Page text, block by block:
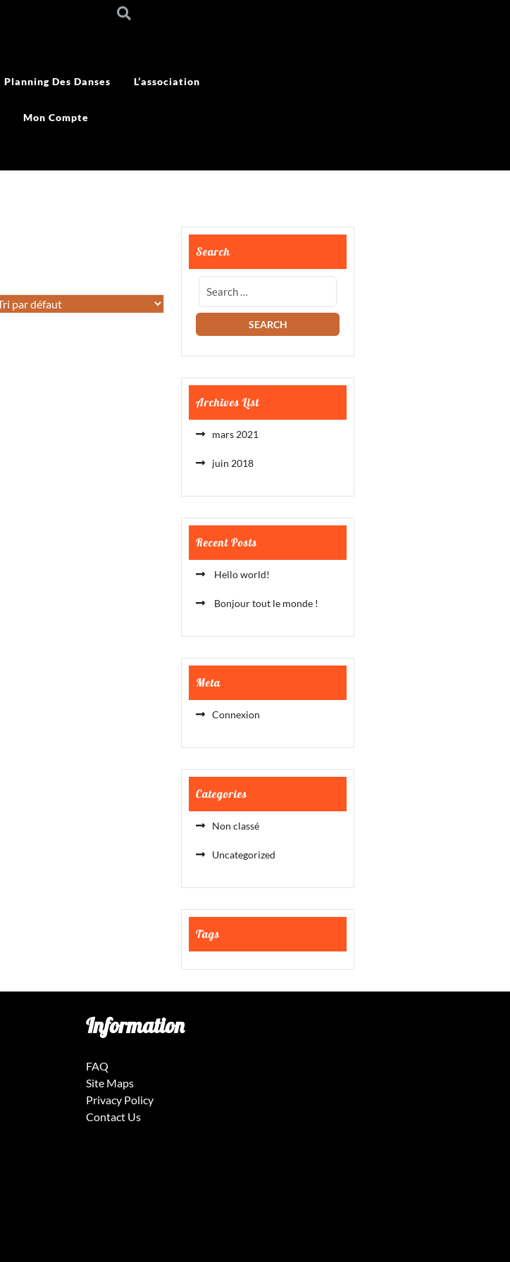
Planning Des Danses L’association
Mon Compte
Search
Archives List
mars 2021
juin 2018
Recent Posts
Hello world!
Bonjour tout le monde !
Meta
Connexion
Categories
Non classé
Uncategorized
Tags
Information
FAQ
Site Maps
Privacy Policy
Contact Us